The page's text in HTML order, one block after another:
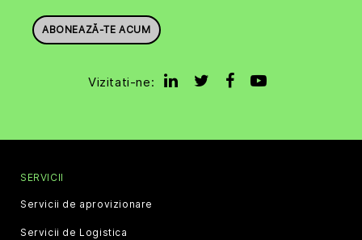
ABONEAZĂ-TE ACUM
Vizitati-ne:
SERVICII
Servicii de aprovizionare
Servicii de Logistica